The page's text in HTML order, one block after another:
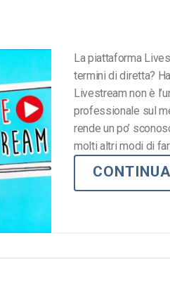
La piattaforma
termini di diretta?
Livestream non è
professionale sul
rende un po’
molti altri modi di